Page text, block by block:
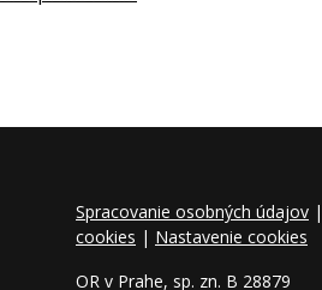
Spracovanie osobných údajov |
cookies | Nastavenie cookies
OR v Prahe, sp. zn. B 28879